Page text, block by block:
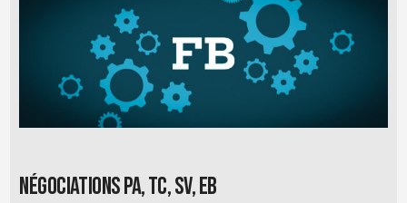
Négociations PA, TC, SV, EB